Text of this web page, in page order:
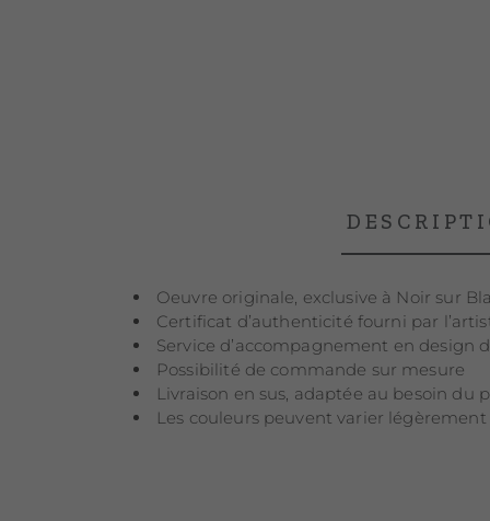
Oeuvre originale, exclusive à Noir sur
Certificat d’authenticité fourni par
Service d’accompagnement en design
Possibilité de commande sur mesure
Livraison en sus, adaptée au besoin du
Les couleurs peuvent varier